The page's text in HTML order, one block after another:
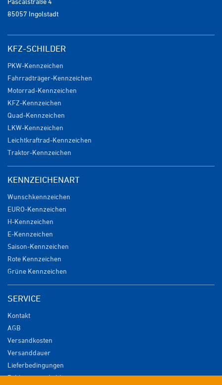
85057 Ingolstadt
KFZ-SCHILDER
PKW-Kennzeichen
Fahrradträger-Kennzeichen
Motorrad-Kennzeichen
KFZ-Kennzeichen
Quad-Kennzeichen
LKW-Kennzeichen
Leichtkraftrad-Kennzeichen
Traktor-Kennzeichen
KENNZEICHENART
Wunschkennzeichen
EURO-Kennzeichen
H-Kennzeichen
E-Kennzeichen
Saison-Kennzeichen
Rote Kennzeichen
Grüne Kennzeichen
SERVICE
Kontakt
AGB
Versandkosten
Versanddauer
Lieferbedingungen
Zahlungsmöglichkeiten